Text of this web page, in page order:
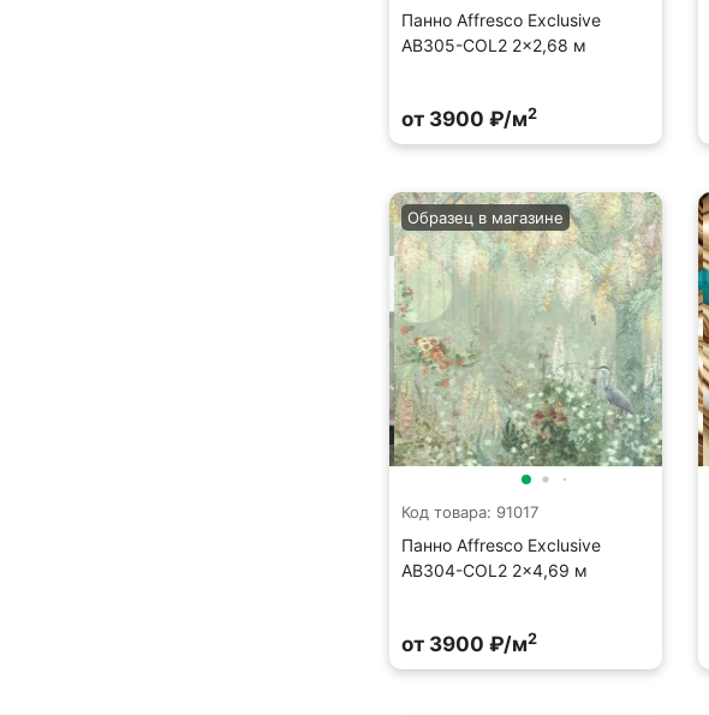
Панно Affresco Exclusive
AB305-COL2 2x2,68 м
от 3900 ₽/м2
Код товара: 91017
Панно Affresco Exclusive
AB304-COL2 2x4,69 м
Образец в магазине
от 3900 ₽/м2